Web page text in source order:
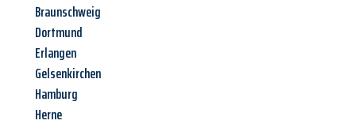
Braunschweig
Dortmund
Erlangen
Gelsenkirchen
Hamburg
Herne